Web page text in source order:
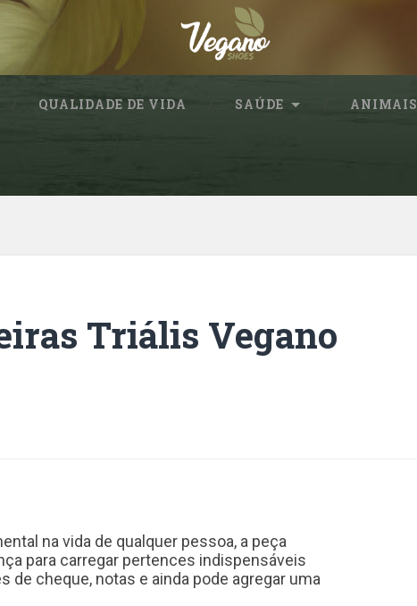
QUALIDADE DE VIDA SAÚDE ANIMAIS
Triális Vegano
na vida de qualquer pessoa, a peça
para carregar pertences indispensáveis
de cheque, notas e ainda pode agregar uma